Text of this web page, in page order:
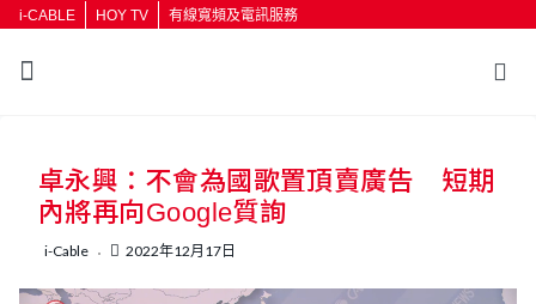
i-CABLE HOY TV 有線寬頻及電訊服務
按輸入鍵開始搜尋
卓永興：不會為國歌置頂賣廣告 短期
內將再向Google質詢
i-Cable 2022年12月17日